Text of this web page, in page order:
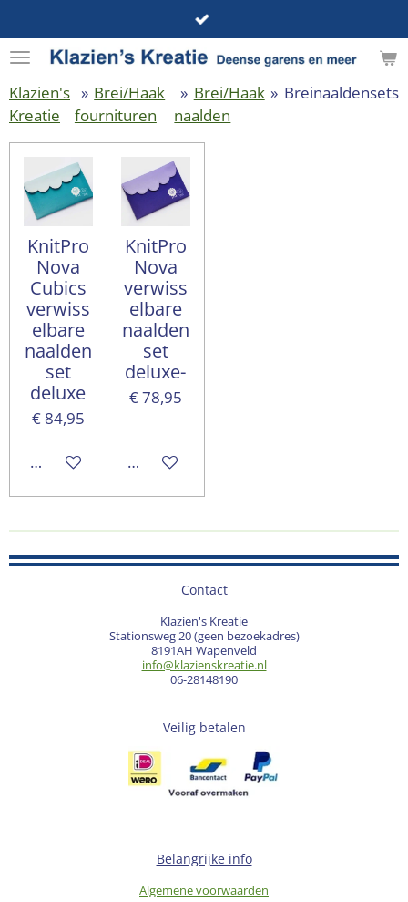
direct
naar
de
hoofdinhoud
Klazien's
Kreatie
» Brei/Haak
fournituren
» Brei/Haak
naalden
» Breinaaldensets
KnitPro
Nova
Cubics
verwiss
elbare
naalden
set
deluxe
€ 84,95
In winkelwagen
KnitPro
Nova
verwiss
elbare
naalden
set
deluxe-
€ 78,95
In winkelwagen
Contact
Klazien's Kreatie
Stationsweg 20 (geen bezoekadres)
8191AH Wapenveld
info@klazienskreatie.nl
06-28148190
Veilig betalen
Belangrijke info
Algemene voorwaarden